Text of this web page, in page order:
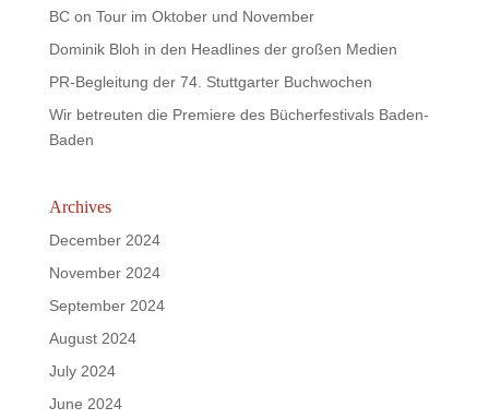
BC on Tour im Oktober und November
Dominik Bloh in den Headlines der großen Medien
PR-Begleitung der 74. Stuttgarter Buchwochen
Wir betreuten die Premiere des Bücherfestivals Baden-
Baden
Archives
December 2024
November 2024
September 2024
August 2024
July 2024
June 2024